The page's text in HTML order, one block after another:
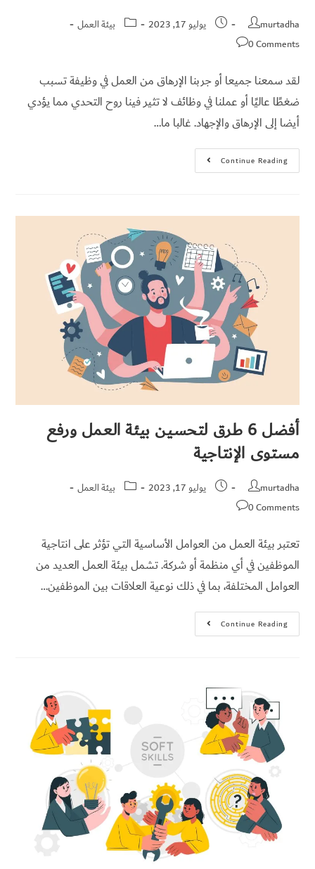
murtadha يوليو 17, 2023
بيئة العمل
0 Comments
لقد سمعنا جميعا أو جربنا الإرهاق من العمل في وظيفة تسبب
ضغطًا عاليًا أو عملنا في وظائف لا تثير فينا روح التحدي مما يؤدي
أيضا إلى الإرهاق والإجهاد. غالبا ما…
Continue Reading
أفضل 6 طرق لتحسين بيئة العمل ورفع
مستوى الإنتاجية
murtadha يوليو 17, 2023
بيئة العمل
0 Comments
تعتبر بيئة العمل من العوامل الأساسية التي تؤثر على انتاجية
الموظفين في أي منظمة أو شركة. تشمل بيئة العمل العديد من
العوامل المختلفة، بما في ذلك نوعية العلاقات بين الموظفين…
Continue Reading